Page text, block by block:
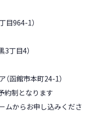
目964-1）
丁目4）
函館市本町24-1）
約制となります
ムからお申し込みくださ